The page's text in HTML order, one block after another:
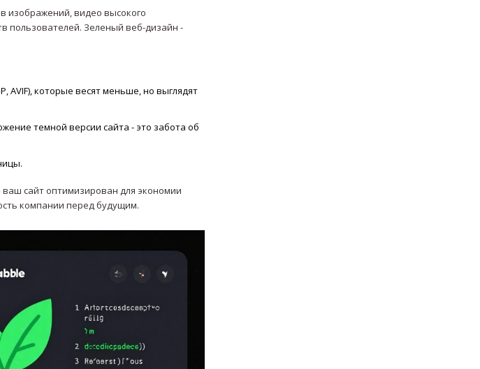
изображений, видео высокого
пользователей. Зеленый веб-дизайн -
которые весят меньше, но выглядят
темной версии сайта - это забота об
сайт оптимизирован для экономии
компании перед будущим.